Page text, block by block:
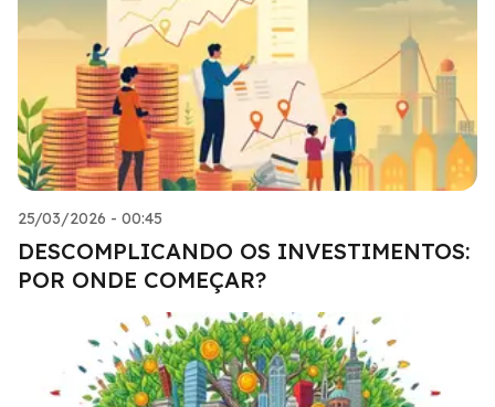
25/03/2026 - 00:45
DESCOMPLICANDO OS INVESTIMENTOS:
POR ONDE COMEÇAR?